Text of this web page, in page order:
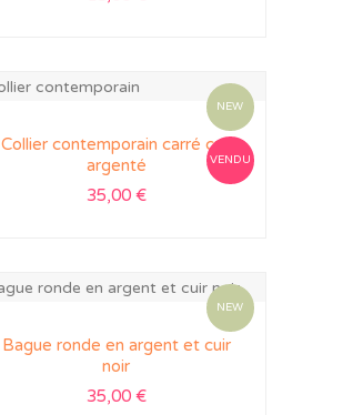
NEW
VENDU
Collier contemporain carré cuir
argenté
35,00 €
NEW
Bague ronde en argent et cuir
noir
35,00 €